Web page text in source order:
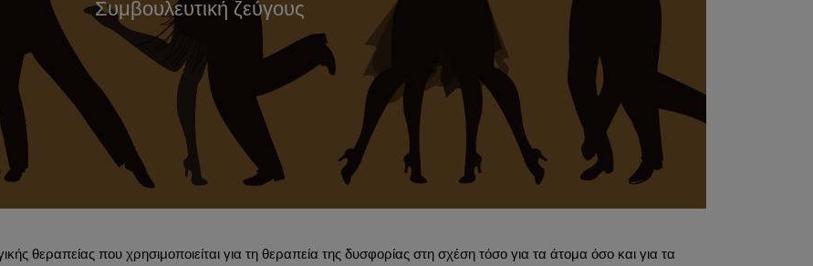
Συμβουλευτική ζεύγους
θεραπείας που χρησιμοποιείται για τη θεραπεία της δυσφορίας στη σχέση τόσο για τα άτομα όσο και για τα